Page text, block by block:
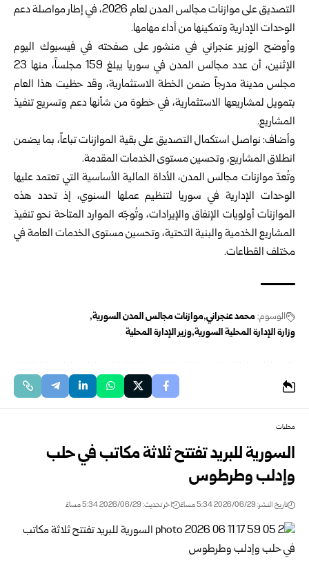
التصديق على موازنات مجالس المدن لعام 2026، في إطار مواصلة دعم
الوحدات الإدارية وتمكينها من أداء مهامها.
وأوضح الوزير عنجراني في منشور على صفحته في فيسبوك اليوم
الإثنين، أن عدد مجالس المدن في سوريا
يبلغ 159 مجلساً، منها 23
مجلس مدينة مدرجاً ضمن الخطة الاستثمارية، وقد حظيت هذا العام
بتمويل لمشاريعها الاستثمارية، في خطوة من شأنها دعم وتسريع تنفيذ
المشاريع.
وأضاف: نواصل استكمال التصديق على بقية الموازنات تباعاً، بما يضمن
انطلاق المشاريع، وتحسين مستوى الخدمات المقدمة.
وتُعدّ موازنات مجالس المدن، الأداة المالية الأساسية التي تعتمد عليها
الوحدات الإدارية في سوريا لتنظيم عملها السنوي، إذ تحدد هذه
الموازنات أولويات الإنفاق والإيرادات، وتُوجّه الموارد المتاحة نحو تنفيذ
المشاريع الخدمية والبنية التحتية، وتحسين مستوى الخدمات العامة في
مختلف القطاعات.
الوسوم: محمد عنجراني موازنات مجالس المدن السورية
وزارة الإدارة المحلية السورية وزير الإدارة المحلية
محليات
السورية للبريد تفتتح ثلاثة مكاتب في حلب
وإدلب وطرطوس
تاريخ النشر: 2026/06/29 5:34 مساءً اخر تحديث: 2026/06/29 5:34 مساءً